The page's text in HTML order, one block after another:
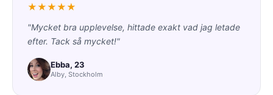
★★★★★
"Mycket bra upplevelse, hittade exakt vad jag letade
efter. Tack så mycket!"
Ebba, 23
Alby, Stockholm